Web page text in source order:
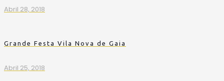
Abril 28, 2018
Grande Festa Vila Nova de Gaia
Abril 25, 2018